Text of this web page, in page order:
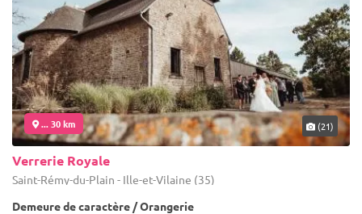
... 30 km (21)
Verrerie Royale
Saint-Rémy-du-Plain - Ille-et-Vilaine (35)
Demeure de caractère / Orangerie